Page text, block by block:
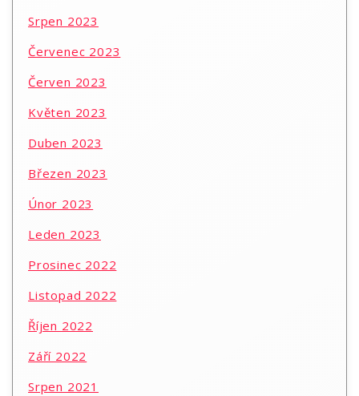
Srpen 2023
Červenec 2023
Červen 2023
Květen 2023
Duben 2023
Březen 2023
Únor 2023
Leden 2023
Prosinec 2022
Listopad 2022
Říjen 2022
Září 2022
Srpen 2021